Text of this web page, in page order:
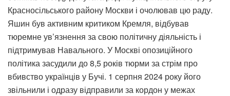
Красносільського району Москви і очолював цю раду.
Яшин був активним критиком Кремля, відбував
тюремне ув’язнення за свою політичну діяльність і
підтримував Навального. У Москві опозиційного
політика засудили до 8,5 років тюрми за стрім про
вбивство українців у Бучі. 1 серпня 2024 року його
звільнили і одразу відправили за кордон у межах